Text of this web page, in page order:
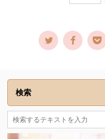
検索